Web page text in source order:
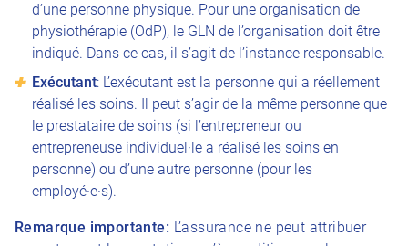
d’une personne physique. Pour une organisation de
physiothérapie (OdP), le GLN de l’organisation doit être
indiqué. Dans ce cas, il s’agit de l’instance responsable.
Exécutant: L’exécutant est la personne qui a réellement
réalisé les soins. Il peut s’agir de la même personne que
le prestataire de soins (si l’entrepreneur ou
entrepreneuse individuel·le a réalisé les soins en
personne) ou d’une autre personne (pour les
employé·e·s).
Remarque importante: L’assurance ne peut attribuer